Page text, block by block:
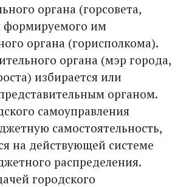
органа (горсовета,
формируемого им
органа (гор­исполкома).
органа (мэр города,
избирается или
органом.
самоуправления
самостоятельность,
на действующей системе
распределения.
городского